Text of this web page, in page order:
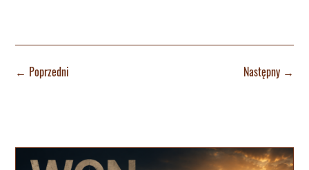
← Poprzedni Następny→